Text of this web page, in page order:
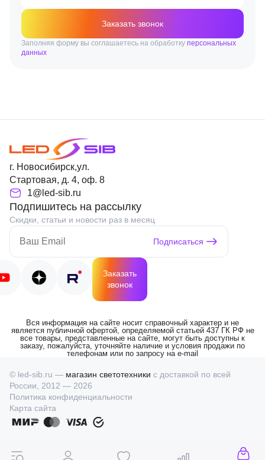
Заказать звонок
Заполняя форму вы соглашаетесь на обработку персональных
данных
г. Новосибирск,ул.
Стартовая, д. 4, оф. 8
1@led-sib.ru
Подпишитесь на рассылку
Скидки, статьи и новости раз в месяц
Подписаться
Заказать
звонок
Вся информация на сайте носит справочный характер и не
является публичной офертой, определяемой статьей 437 ГК РФ не
все товары, представленные на сайте, могут быть доступны к
заказу, пожалуйста, уточняйте наличие и условия продажи по
телефонам или по запросу на e-mail
© led-sib.ru — магазин светотехники с доставкой по всей
России, 2012 — 2026
Политика конфиденциальности
Карта сайта